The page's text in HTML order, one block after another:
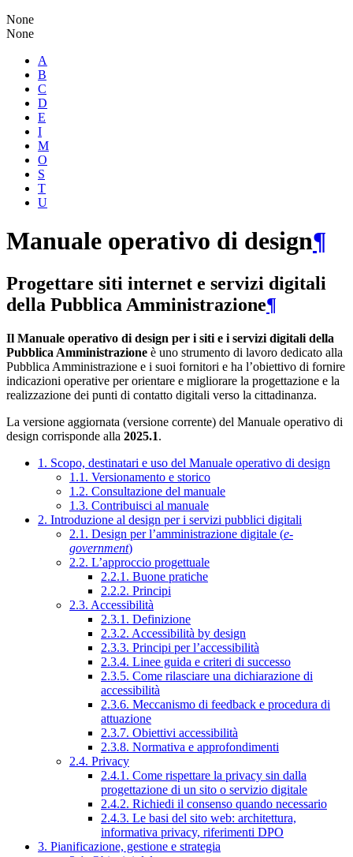
None
None
A
B
C
D
E
I
M
O
S
T
U
Manuale operativo di design¶
Progettare siti internet e servizi digitali
della Pubblica Amministrazione¶
Il Manuale operativo di design per i siti e i servizi digitali della
Pubblica Amministrazione è uno strumento di lavoro dedicato alla
Pubblica Amministrazione e i suoi fornitori e ha l’obiettivo di fornire
indicazioni operative per orientare e migliorare la progettazione e la
realizzazione dei punti di contatto digitali verso la cittadinanza.
La versione aggiornata (versione corrente) del Manuale operativo di
design corrisponde alla 2025.1.
1. Scopo, destinatari e uso del Manuale operativo di design
1.1. Versionamento e storico
1.2. Consultazione del manuale
1.3. Contribuisci al manuale
2. Introduzione al design per i servizi pubblici digitali
2.1. Design per l’amministrazione digitale (e-
government)
2.2. L’approccio progettuale
2.2.1. Buone pratiche
2.2.2. Principi
2.3. Accessibilità
2.3.1. Definizione
2.3.2. Accessibilità by design
2.3.3. Principi per l’accessibilità
2.3.4. Linee guida e criteri di successo
2.3.5. Come rilasciare una dichiarazione di
accessibilità
2.3.6. Meccanismo di feedback e procedura di
attuazione
2.3.7. Obiettivi accessibilità
2.3.8. Normativa e approfondimenti
2.4. Privacy
2.4.1. Come rispettare la privacy sin dalla
progettazione di un sito o servizio digitale
2.4.2. Richiedi il consenso quando necessario
2.4.3. Le basi del sito web: architettura,
informativa privacy, riferimenti DPO
3. Pianificazione, gestione e strategia